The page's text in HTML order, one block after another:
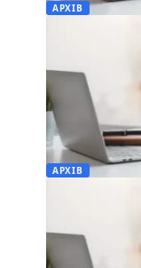
АРХІВ
АРХІВ